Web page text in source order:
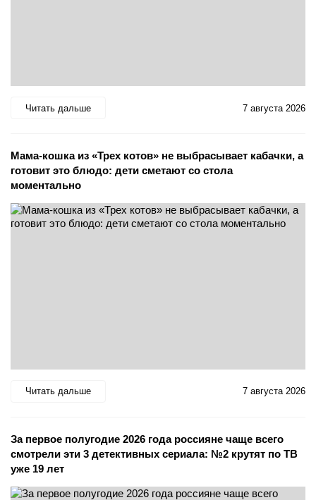
Читать дальше 7 августа 2026
Мама-кошка из «Трех котов» не выбрасывает кабачки, а
готовит это блюдо: дети сметают со стола
моментально
Читать дальше 7 августа 2026
За первое полугодие 2026 года россияне чаще всего
смотрели эти 3 детективных сериала: №2 крутят по ТВ
уже 19 лет